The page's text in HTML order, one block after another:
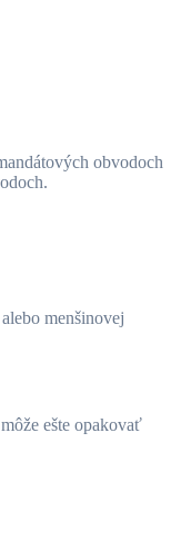
obvodoch
menšinovej
ešte opakovať